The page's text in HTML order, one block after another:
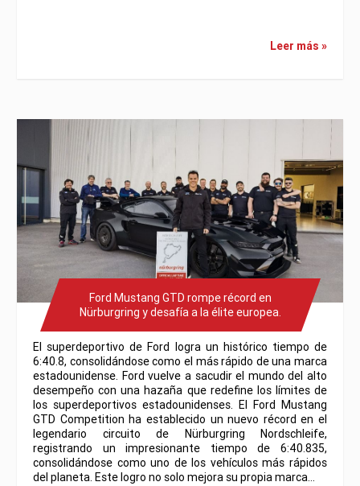
Leer más »
Ford Mustang GTD rompe récord en
Nürburgring y desafía a la élite europea.
El superdeportivo de Ford logra un histórico tiempo de
6:40.8, consolidándose como el más rápido de una marca
estadounidense. Ford vuelve a sacudir el mundo del alto
desempeño con una hazaña que redefine los límites de
los superdeportivos estadounidenses. El Ford Mustang
GTD Competition ha establecido un nuevo récord en el
legendario circuito de Nürburgring Nordschleife,
registrando un impresionante tiempo de 6:40.835,
consolidándose como uno de los vehículos más rápidos
del planeta. Este logro no solo mejora su propia marca…